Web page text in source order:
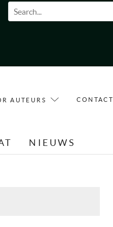
Zoekveld
AUTEURS CONTACT
NIEUWS